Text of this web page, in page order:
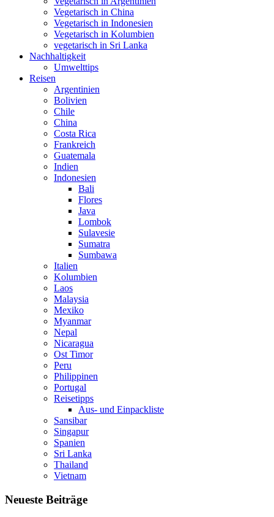
Vegetarisch in China
Vegetarisch in Indonesien
Vegetarisch in Kolumbien
vegetarisch in Sri Lanka
Nachhaltigkeit
Umwelttips
Reisen
Argentinien
Bolivien
Chile
China
Costa Rica
Frankreich
Guatemala
Indien
Indonesien
Bali
Flores
Java
Lombok
Sulavesie
Sumatra
Sumbawa
Italien
Kolumbien
Laos
Malaysia
Mexiko
Myanmar
Nepal
Nicaragua
Ost Timor
Peru
Philippinen
Portugal
Reisetipps
Aus- und Einpackliste
Sansibar
Singapur
Spanien
Sri Lanka
Thailand
Vietnam
Neueste Beiträge